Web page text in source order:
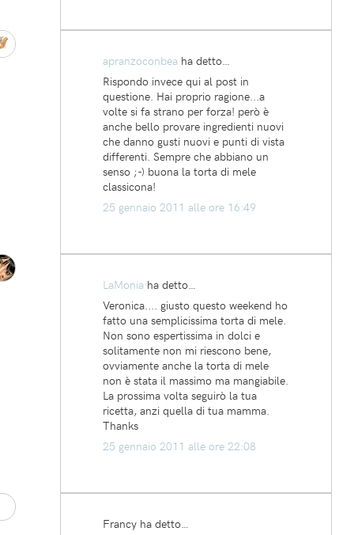
apranzoconbea ha detto…
Rispondo invece qui al post in
questione. Hai proprio ragione...a
volte si fa strano per forza! però è
anche bello provare ingredienti nuovi
che danno gusti nuovi e punti di vista
differenti. Sempre che abbiano un
senso ;-) buona la torta di mele
classicona!
25 gennaio 2011 alle ore 16:49
LaMonia ha detto…
Veronica.... giusto questo weekend ho
fatto una semplicissima torta di mele.
Non sono espertissima in dolci e
solitamente non mi riescono bene,
ovviamente anche la torta di mele
non è stata il massimo ma mangiabile.
La prossima volta seguirò la tua
ricetta, anzi quella di tua mamma.
Thanks
25 gennaio 2011 alle ore 22:08
Francy ha detto…